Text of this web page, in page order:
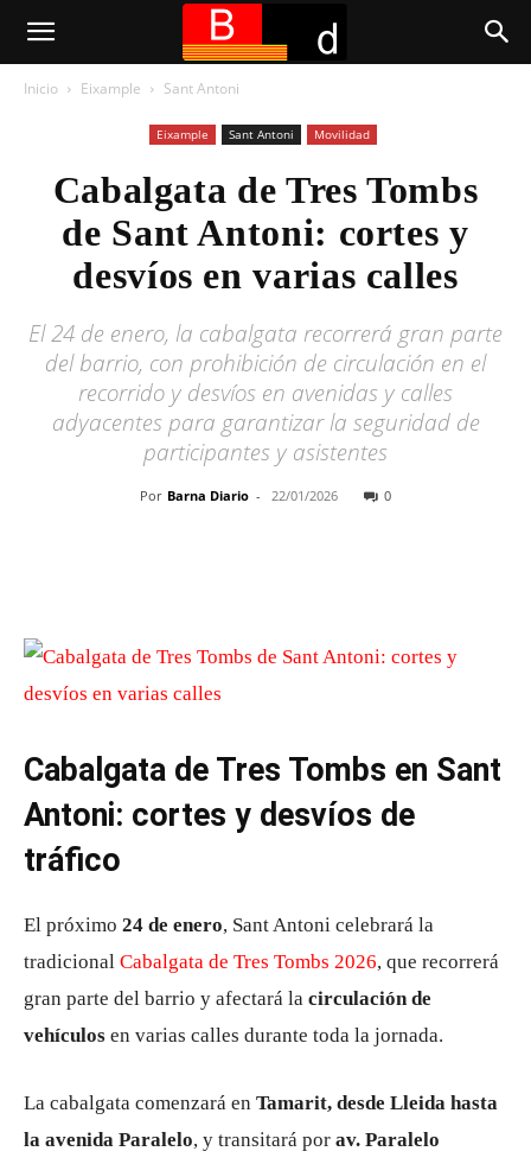
Inicio Eixample Sant Antoni
Eixample Sant Antoni Movilidad
Cabalgata de Tres Tombs
de Sant Antoni: cortes y
desvíos en varias calles
El 24 de enero, la cabalgata recorrerá gran parte
del barrio, con prohibición de circulación en el
recorrido y desvíos en avenidas y calles
adyacentes para garantizar la seguridad de
participantes y asistentes
Por Barna Diario - 22/01/2026 0
Cabalgata de Tres Tombs en Sant
Antoni: cortes y desvíos de
tráfico
El próximo 24 de enero, Sant Antoni celebrará la
tradicional Cabalgata de Tres Tombs 2026, que recorrerá
gran parte del barrio y afectará la circulación de
vehículos en varias calles durante toda la jornada.
La cabalgata comenzará en Tamarit, desde Lleida hasta
la avenida Paralelo, y transitará por av. Paralelo